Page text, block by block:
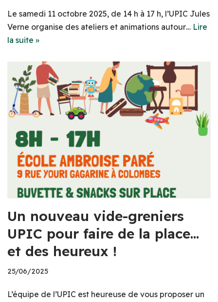
Le samedi 11 octobre 2025, de 14 h à 17 h, l’UPIC Jules
Verne organise des ateliers et animations autour… Lire
la suite »
Un nouveau vide-greniers
UPIC pour faire de la place…
et des heureux !
25/06/2025
L’équipe de l’UPIC est heureuse de vous proposer un